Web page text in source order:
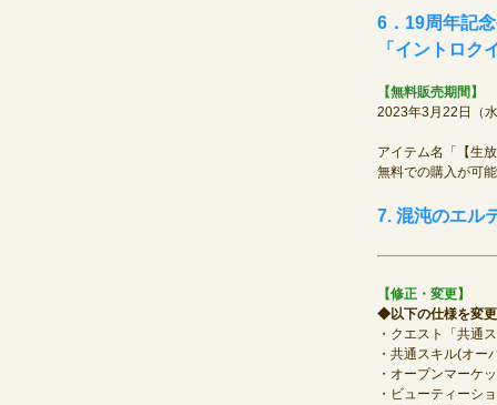
6．19周年記
「イントロク
【無料販売期間】
2023年3月22日（
アイテム名「【生
無料での購入が可
7. 混沌のエル
【修正・変更】
◆以下の仕様を変
・クエスト「共通
・共通スキル(オ
・オープンマーケ
・ビューティーシ